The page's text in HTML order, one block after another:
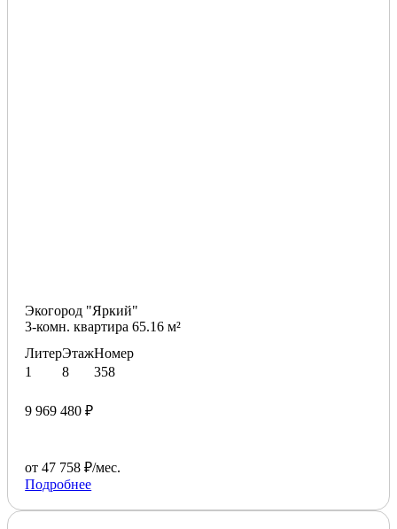
Экогород "Яркий"
3-комн. квартира 65.16 м²
Литер
1
Этаж
8
Номер
358
9 969 480 ₽
от 47 758 ₽/мес.
Подробнее